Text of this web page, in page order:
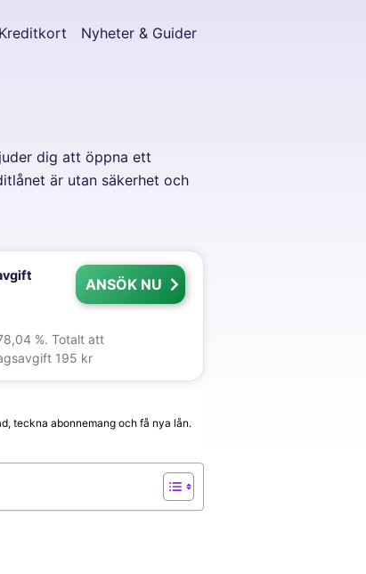
Kreditkort Nyheter & Guider
dig att öppna ett
är utan säkerhet och
ANSÖK NU
%. Totalt att
195 kr
teckna abonnemang och få nya lån.